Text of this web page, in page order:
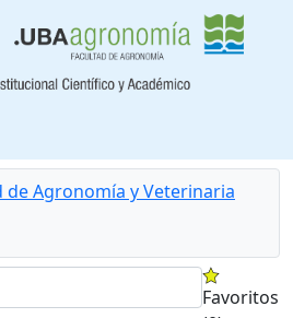
de Agronomía y Veterinaria
Favoritos